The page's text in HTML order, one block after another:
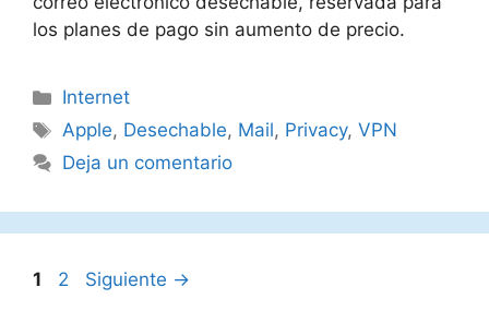
los planes de pago sin aumento de precio.
Categorías
Internet
Etiquetas
Apple, Desechable, Mail, Privacy,VPN
Deja un comentario
Página
1 Página
2 Siguiente →